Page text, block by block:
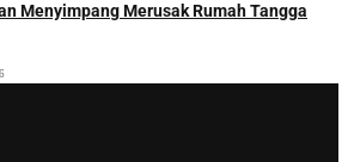
Menyimpang Merusak Rumah Tangga